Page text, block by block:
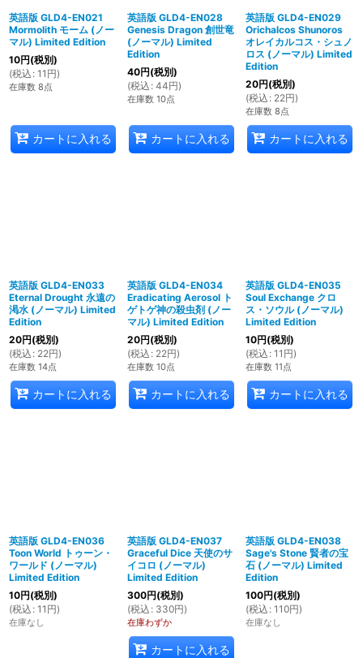
英語版 GLD4-EN021
Mormolith モーム (ノー
マル) Limited Edition
10円(税別)
(税込 : 11 円)
在庫数 8点
カートに入れる
英語版 GLD4-EN028
Genesis Dragon 創世竜
(ノーマル) Limited
Edition
40円(税別)
(税込 : 44円)
在庫数 10点
カートに入れる
英語版 GLD4-EN029
Orichalcos Shunoros
オレイカルコス・シュノ
ロス (ノーマル) Limited
Edition
20円(税別)
(税込 : 22円)
在庫数 8点
カートに入れる
英語版 GLD4-EN033
Eternal Drought 永遠の
渇水 (ノーマル) Limited
Edition
20円(税別)
(税込 : 22円)
在庫数 14点
カートに入れる
英語版 GLD4-EN034
Eradicating Aerosol ト
ゲトゲ神の殺虫剤 (ノー
マル) Limited Edition
20円(税別)
(税込 : 22円)
在庫数 10点
カートに入れる
英語版 GLD4-EN035
Soul Exchange クロ
ス・ソウル (ノーマル)
Limited Edition
10円(税別)
(税込 : 11 円)
在庫数 11点
カートに入れる
英語版 GLD4-EN036
Toon World トゥーン・
ワールド (ノーマル)
Limited Edition
10円(税別)
(税込 : 11 円)
在庫なし
英語版 GLD4-EN037
Graceful Dice 天使のサ
イコロ (ノーマル)
Limited Edition
300円(税別)
(税込 : 330円)
在庫わずか
カートに入れる
英語版 GLD4-EN038
Sage's Stone 賢者の宝
石 (ノーマル) Limited
Edition
100円(税別)
(税込 : 110円)
在庫なし